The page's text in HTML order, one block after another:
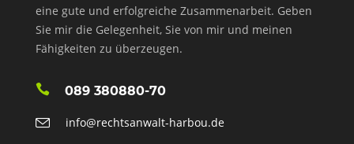
eine gute und erfolgreiche Zusammenarbeit. Geben
Sie mir die Gelegenheit, Sie von mir und meinen
Fähigkeiten zu überzeugen.
089 380880-70
info@rechtsanwalt-harbou.de